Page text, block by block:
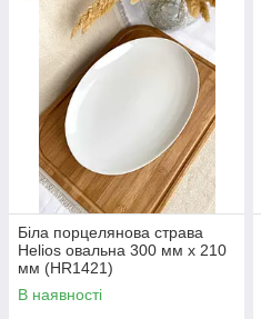
Біла порцелянова страва
Helios овальна 300 мм х 210
мм (HR1421)
В наявності